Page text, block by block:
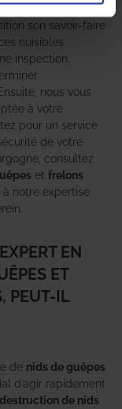
de
son savoir-faire
nuisibles
inspection
nous vous
à votre
pour un service
de votre
consultez
et frelons
notre expertise
EN
ET
PEUT-IL
de nids de guêpes
d’agir rapidement
de nids